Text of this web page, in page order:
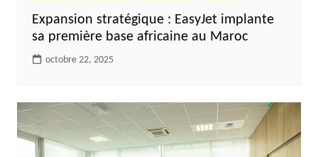
Expansion stratégique : EasyJet implante
sa première base africaine au Maroc
octobre 22, 2025